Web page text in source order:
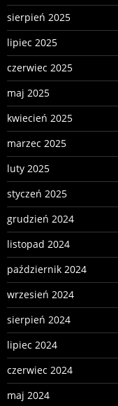
sierpień 2025
lipiec 2025
czerwiec 2025
maj 2025
kwiecień 2025
marzec 2025
luty 2025
styczeń 2025
grudzień 2024
listopad 2024
październik 2024
wrzesień 2024
sierpień 2024
lipiec 2024
czerwiec 2024
maj 2024